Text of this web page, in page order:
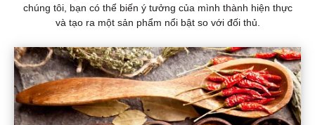
chúng tôi, bạn có thể biến ý tưởng của mình thành hiện thực
và tạo ra một sản phẩm nổi bật so với đối thủ.